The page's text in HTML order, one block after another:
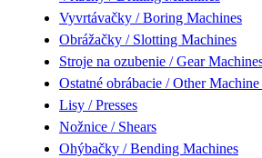
Vyvrtávačky / Boring Machines
Obrážačky / Slotting Machines
Stroje na ozubenie / Gear
Ostatné obrábacie / Other
Lisy / Presses
Nožnice / Shears
Ohýbačky / Bending Machines